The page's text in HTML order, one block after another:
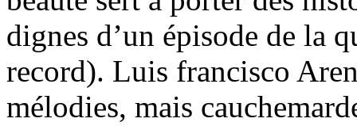
dignes d’un épisode de la
record). Luis francisco
mélodies, mais